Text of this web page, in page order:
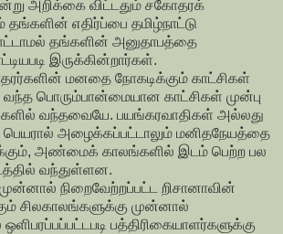
அறிக்கை விட்டதும் சகோதரக்
எதிர்ப்பை தமிழ்நாட்டு
தங்களின் அனுதாபத்தை
இருக்கின்றார்கள்.
மனதை நோகடிக்கும் காட்சிகள்
பொரும்பான்மையான காட்சிகள் முன்பு
வந்தவையே. பயங்கரவாதிகள் அல்லது
பெயரால் அழைக்கப்பட்டாலும் மனிதநேயத்தை
அண்மைக் காலங்களில் இடம் பெற்ற பல
வந்துள்ளன.
நிறைவேற்றப்பட்ட றிசானாவின்
முன்னால்
பத்திரிகையாளர்களுக்கு